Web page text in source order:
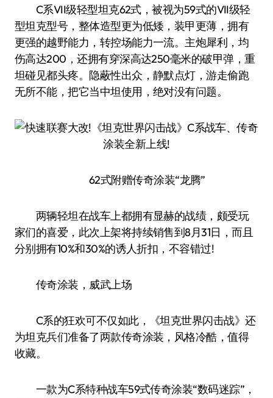
C系VII级轻型坦克62式，被视为59式的VII级轻
型坦克型号，整体造型更为低矮，装甲更薄，拥有
更强的越野能力，转控场能力一流。主炮犀利，均
伤高达200，还拥有穿深高达250毫米的破甲弹，重
坦碰见都头疼。隐蔽性出众，静默点灯，游走偷跑
无所不能，把它当中坦使用，绝对没有问题。
62式附赠传奇涂装“龙腾”
两辆轻坦在战车上都拥有显赫的战绩，颇受玩
家们的喜爱，此次上架将持续销售到8月31日，而且
分别拥有10%和30%的诱人折扣，不容错过!
传奇涂装，威武上场
C系的狂欢可不仅如此，《坦克世界闪击战》还
为坦克兵们准备了两款传奇涂装，风格冷酷，值得
收藏。
一款为C系特种战车59式传奇涂装“数码迷踪”，